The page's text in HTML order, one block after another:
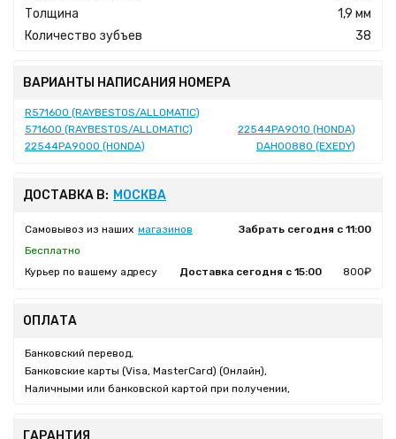
Толщина
1,9 мм
Количество зубъев
38
ВАРИАНТЫ НАПИСАНИЯ НОМЕРА
R571600 (RAYBESTOS/ALLOMATIC)
571600 (RAYBESTOS/ALLOMATIC)
22544PA9010 (HONDA)
22544PA9000 (HONDA)
DAH00880 (EXEDY)
ДОСТАВКА В: МОСКВА
Самовывоз из наших магазинов
Забрать сегодня с 11:00
Бесплатно
Курьер по вашему адресу
Доставка сегодня с 15:00 800₽
ОПЛАТА
Банковский перевод,
Банковские карты (Visa, MasterCard) (Онлайн),
Наличными или банковской картой при получении,
ГАРАНТИЯ